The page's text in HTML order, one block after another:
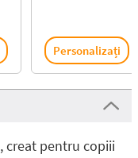
Personalizați
, creat pentru copiii